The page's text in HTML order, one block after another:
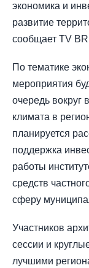
экономика и
развитие
сообщает TV
По тематике
мероприятия
очередь вокруг
климата в
планируется
поддержка
работы
средств
сферу
Участников
сессии и
лучшими